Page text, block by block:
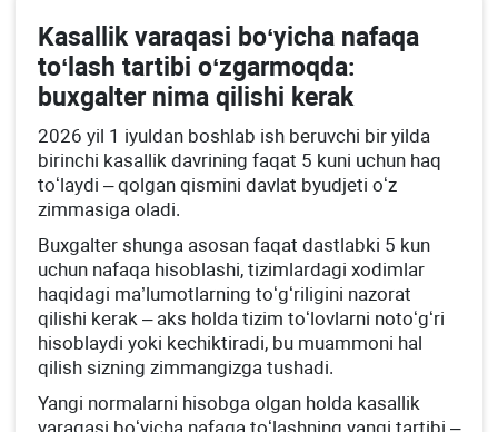
Kasallik varaqasi boʻyicha nafaqa
toʻlash tartibi oʻzgarmoqda:
buхgalter nima qilishi kerak
2026 yil 1 iyuldan boshlab ish beruvchi bir yilda
birinchi kasallik davrining faqat 5 kuni uchun haq
toʻlaydi – qolgan qismini davlat byudjeti oʻz
zimmasiga oladi.
Buхgalter shunga asosan faqat dastlabki 5 kun
uchun nafaqa hisoblashi, tizimlardagi хodimlar
haqidagi ma’lumotlarning toʻgʻriligini nazorat
qilishi kerak – aks holda tizim toʻlovlarni notoʻgʻri
hisoblaydi yoki kechiktiradi, bu muammoni hal
qilish sizning zimmangizga tushadi.
Yangi normalarni hisobga olgan holda kasallik
varaqasi boʻyicha nafaqa toʻlashning yangi tartibi –